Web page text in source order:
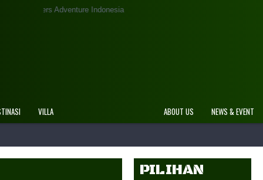
Indonesia
VILLA NEWS & EVENT
ABOUT US
PILIHAN